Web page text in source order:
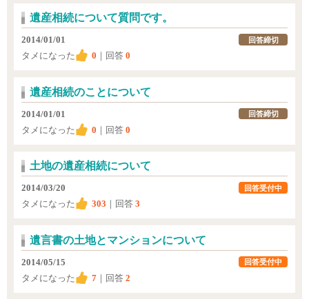
遺産相続について質問です。
2014/01/01
タメになった
0 ｜回答 0
回答締切
遺産相続のことについて
2014/01/01
タメになった
0 ｜回答 0
回答締切
土地の遺産相続について
2014/03/20
タメになった
303 ｜回答 3
回答受付中
遺言書の土地とマンションについて
2014/05/15
タメになった
7 ｜回答 2
回答受付中